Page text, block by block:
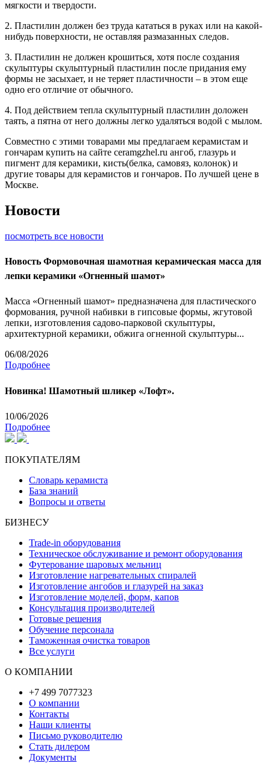
мягкости и твердости.
2. Пластилин должен без труда кататься в руках или на какой-
нибудь поверхности, не оставляя размазанных следов.
3. Пластилин не должен крошиться, хотя после создания
скульптуры скульптурный пластилин после придания ему
формы не засыхает, и не теряет пластичности – в этом еще
одно его отличие от обычного.
4. Под действием тепла скульптурный пластилин доложен
таять, а пятна от него должны легко удаляться водой с мылом.
Совместно с этими товарами мы предлагаем керамистам и
гончарам купить на сайте ceramgzhel.ru ангоб, глазурь и
пигмент для керамики, кисть(белка, самовяз, колонок) и
другие товары для керамистов и гончаров. По лучшей цене в
Москве.
Новости
посмотреть все новости
Новость Формовочная шамотная керамическая масса для
лепки керамики «Огненный шамот»
Масса «Огненный шамот» предназначена для пластического
формования, ручной набивки в гипсовые формы, жгутовой
лепки, изготовления садово-парковой скульптуры,
архитектурной керамики, обжига огненной скульптуры...
06/08/2026
Подробнее
Новинка! Шамотный шликер «Лофт».
10/06/2026
Подробнее
ПОКУПАТЕЛЯМ
Словарь керамиста
База знаний
Вопросы и ответы
БИЗНЕСУ
Trade-in оборудования
Техническое обслуживание и ремонт оборудования
Футерование шаровых мельниц
Изготовление нагревательных спиралей
Изготовление ангобов и глазурей на заказ
Изготовление моделей, форм, капов
Консультация производителей
Готовые решения
Обучение персонала
Таможенная очистка товаров
Все услуги
О КОМПАНИИ
+7 499 7077323
О компании
Контакты
Наши клиенты
Письмо руководителю
Стать дилером
Документы